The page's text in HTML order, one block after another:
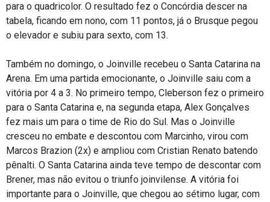
para o quadricolor. O resultado fez o Concórdia descer na
tabela, ficando em nono, com 11 pontos, já o Brusque pegou
o elevador e subiu para sexto, com 13.
Também no domingo, o Joinville recebeu o Santa Catarina na
Arena. Em uma partida emocionante, o Joinville saiu com a
vitória por 4 a 3. No primeiro tempo, Cleberson fez o primeiro
para o Santa Catarina e, na segunda etapa, Alex Gonçalves
fez mais um para o time de Rio do Sul. Mas o Joinville
cresceu no embate e descontou com Marcinho, virou com
Marcos Brazion (2x) e ampliou com Cristian Renato batendo
pênalti. O Santa Catarina ainda teve tempo de descontar com
Brener, mas não evitou o triunfo joinvilense. A vitória foi
importante para o Joinville, que chegou ao sétimo lugar, com